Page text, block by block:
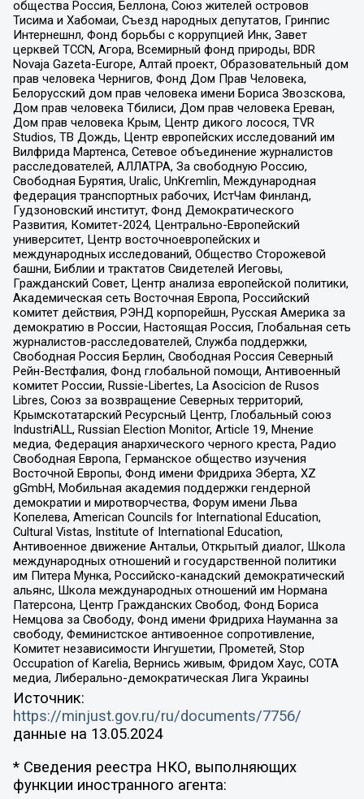
общества Россия, Беллона, Союз жителей островов
Тисима и Хабомаи, Съезд народных депутатов, Гринпис
Интернешнл, Фонд борьбы с коррупцией Инк, Завет
церквей TCCN, Агора, Всемирный фонд природы, BDR
Novaja Gazeta-Europe, Алтай проект, Образовательный дом
прав человека Чернигов, Фонд Дом Прав Человека,
Белорусский дом прав человека имени Бориса Звозскова,
Дом прав человека Тбилиси, Дом прав человека Ереван,
Дом прав человека Крым, Центр дикого лосося, TVR
Studios, ТВ Дождь, Центр европейских исследований им
Вилфрида Мартенса, Сетевое объединение журналистов
расследователей, АЛЛАТРА, За свободную Россию,
Свободная Бурятия, Uralic, UnKremlin, Международная
федерация транспортных рабочих, ИстЧам Финланд,
Гудзоновский институт, Фонд Демократического
Развития, Комитет-2024, Центрально-Европейский
университет, Центр восточноевропейских и
международных исследований, Общество Сторожевой
башни, Библии и трактатов Свидетелей Иеговы,
Гражданский Совет, Центр анализа европейской политики,
Академическая сеть Восточная Европа, Российский
комитет действия, РЭНД корпорейшн, Русская Америка за
демократию в России, Настоящая Россия, Глобальная сеть
журналистов-расследователей, Служба поддержки,
Свободная Россия Берлин, Свободная Россия Северный
Рейн-Вестфалия, Фонд глобальной помощи, Антивоенный
комитет России, Russie-Libertes, La Asocicion de Rusos
Libres, Союз за возвращение Северных территорий,
Крымскотатарский Ресурсный Центр, Глобальный союз
IndustriALL, Russian Election Monitor, Article 19, Мнение
медиа, Федерация анархического черного креста, Радио
Свободная Европа, Германское общество изучения
Восточной Европы, Фонд имени Фридриха Эберта, XZ
gGmbH, Мобильная академия поддержки гендерной
демократии и миротворчества, Форум имени Льва
Копелева, American Councils for International Education,
Cultural Vistas, Institute of International Education,
Антивоенное движение Антальи, Открытый диалог, Школа
международных отношений и государственной политики
им Питера Мунка, Российско-канадский демократический
альянс, Школа международных отношений им Нормана
Патерсона, Центр Гражданских Свобод, Фонд Бориса
Немцова за Свободу, Фонд имени Фридриха Науманна за
свободу, Феминистское антивоенное сопротивление,
Комитет независимости Ингушетии, Прометей, Stop
Occupation of Karelia, Вернись живым, Фридом Хаус, СОТА
медиа, Либерально-демократическая Лига Украины
Источник:
https://minjust.gov.ru/ru/documents/7756/
данные на 13.05.2024
* Сведения реестра НКО, выполняющих
функции иностранного агента: